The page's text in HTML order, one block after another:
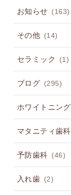
お知らせ (163)
その他 (14)
セラミック (1)
ブログ (295)
ホワイトニング
マタニティ歯科
予防歯科 (46)
入れ歯 (2)